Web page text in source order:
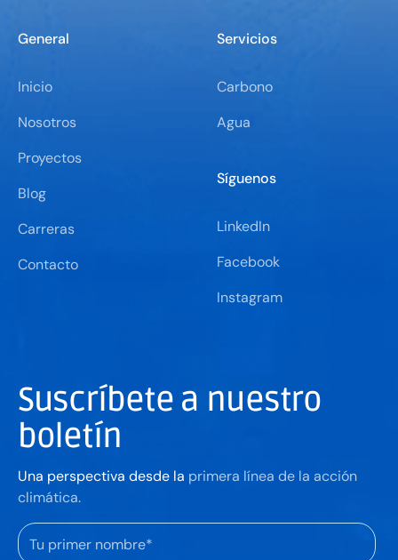
General
Inicio
Nosotros
Proyectos
Blog
Carreras
Contacto
Servicios
Carbono
Agua
Síguenos
LinkedIn
Facebook
Instagram
Suscríbete a nuestro
boletín
Una perspectiva desde la primera línea de la acción
climática.